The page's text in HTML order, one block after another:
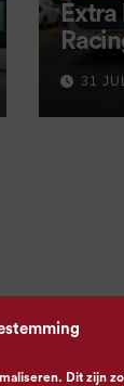
Dit zijn
Extra
31